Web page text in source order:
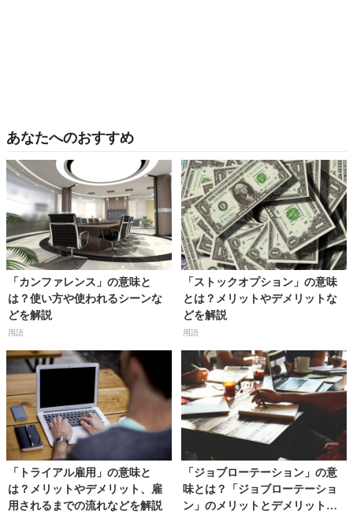
あなたへのおすすめ
「カンファレンス」の意味と
は？使い方や使われるシーンな
どを解説
用語
「ストックオプション」の意味
とは？メリットやデメリットな
どを解説
用語
「トライアル雇用」の意味と
は？メリットやデメリット、雇
用されるまでの流れなどを解説
「ジョブローテーション」の意
味とは？「ジョブローテーショ
ン」のメリットとデメリットな